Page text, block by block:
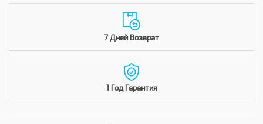
7 Дней Возврат
1 Год Гарантия